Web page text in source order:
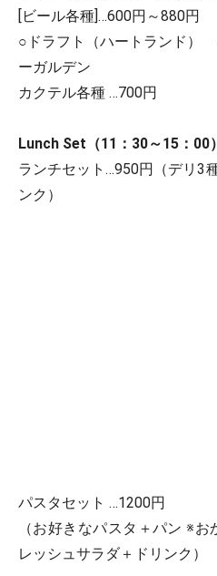
[ビール各種]…600円～880円
○ドラフト（ハートランド
ーガルデン
カクテル各種 …700円
Lunch Set（11：30～15：00）
ランチセット…950円（デリ3
ンク）
パスタセット …1200円
（お好きなパスタ＋パン ※
レッシュサラダ＋ドリンク）